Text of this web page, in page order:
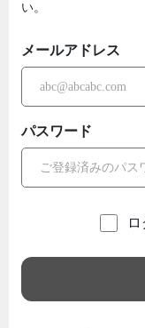
い。
メールアドレス
パスワード